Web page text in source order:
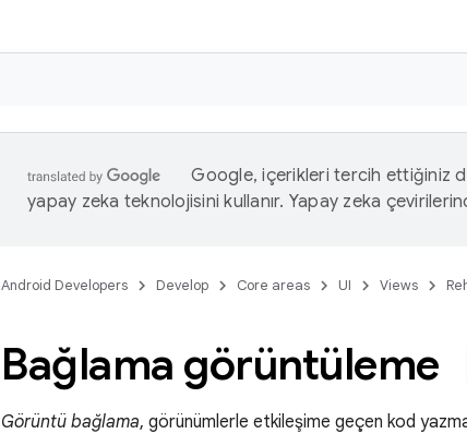
Google, içerikleri tercih ettiğiniz
yapay zeka teknolojisini kullanır. Yapay zeka
Android Developers Develop Core areas UI Views
Bağlama görüntüleme
Görüntü bağlama, görünümlerle etkileşime geçen kod